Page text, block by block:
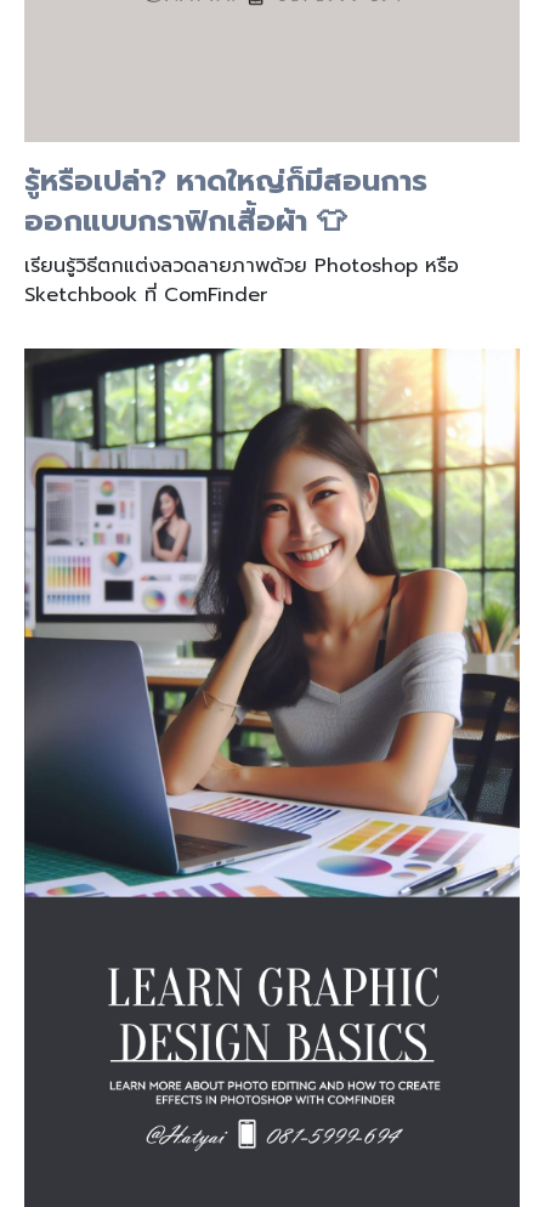
รู้หรือเปล่า? หาดใหญ่ก็มีสอนการ
ออกแบบกราฟิกเสื้อผ้า 👕
เรียนรู้วิธีตกแต่งลวดลายภาพด้วย Photoshop หรือ
Sketchbook ที่ ComFinder